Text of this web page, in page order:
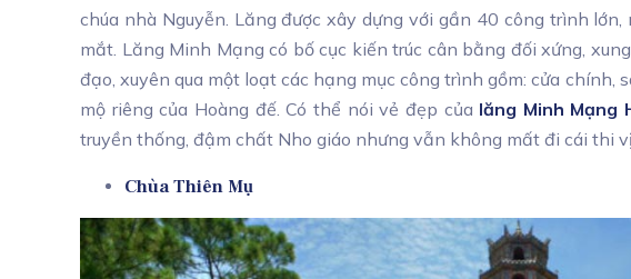
chúa nhà Nguyễn. Lăng được xây dựng với gần 40 công trình
mắt. Lăng Minh Mạng có bố cục kiến trúc cân bằng đối xứng,
đạo, xuyên qua một loạt các hạng mục công trình gồm: cửa chính,
mộ riêng của Hoàng đế. Có thể nói vẻ đẹp của lăng Minh Mạng
truyền thống, đậm chất Nho giáo nhưng vẫn không mất đi cái thi
Chùa Thiên Mụ